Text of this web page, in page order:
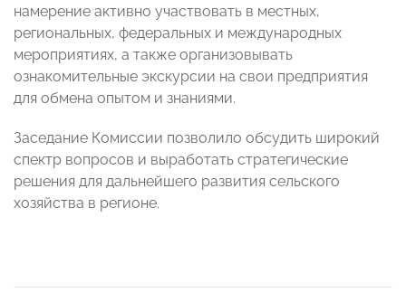
намерение активно участвовать в местных,
региональных, федеральных и международных
мероприятиях, а также организовывать
ознакомительные экскурсии на свои предприятия
для обмена опытом и знаниями.
Заседание Комиссии позволило обсудить широкий
спектр вопросов и выработать стратегические
решения для дальнейшего развития сельского
хозяйства в регионе.